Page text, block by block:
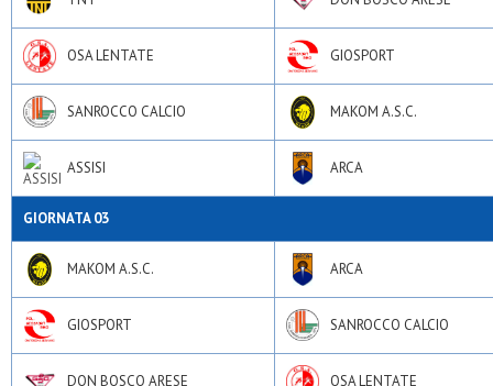
OSA LENTATE GIOSPORT
SANROCCO CALCIO MAKOM A.S.C.
ASSISI ARCA
GIORNATA 03
MAKOM A.S.C. ARCA
GIOSPORT SANROCCO CALCIO
DON BOSCO ARESE OSA LENTATE